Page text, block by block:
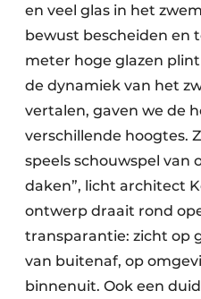
en veel glas in het
bewust bescheiden en
meter hoge glazen
de dynamiek van het
vertalen, gaven we de
verschillende hoogtes.
speels schouwspel van
daken”, licht architect
ontwerp draait rond
transparantie: zicht op
van buitenaf, op
binnenuit. Ook een